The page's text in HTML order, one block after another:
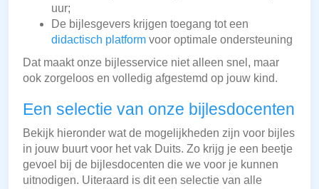
uur;
De bijlesgevers krijgen toegang tot een
didactisch platform voor optimale ondersteuning
Dat maakt onze bijlesservice niet alleen snel, maar
ook zorgeloos en volledig afgestemd op jouw kind.
Een selectie van onze bijlesdocenten
Bekijk hieronder wat de mogelijkheden zijn voor bijles
in jouw buurt voor het vak Duits. Zo krijg je een beetje
gevoel bij de bijlesdocenten die we voor je kunnen
uitnodigen. Uiteraard is dit een selectie van alle